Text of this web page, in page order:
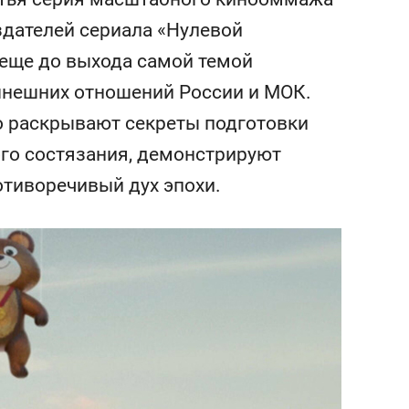
сериала «Нулевой
до выхода самой темой
отношений России и МОК.
секреты подготовки
состязания, демонстрируют
дух эпохи.
для меня это